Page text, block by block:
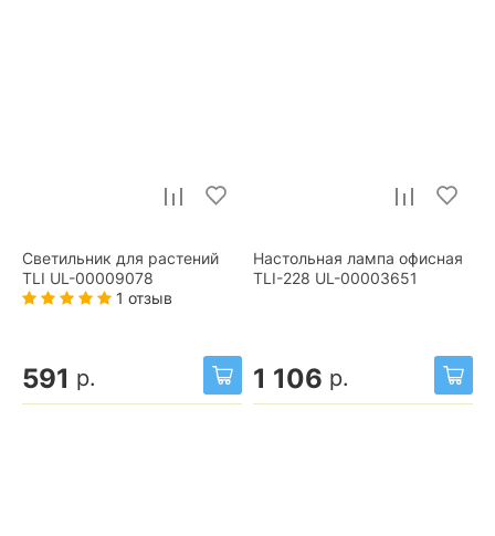
Светильник для растений
TLI UL-00009078
1 отзыв
591 р.
Настольная лампа офисная
TLI-228 UL-00003651
1 106 р.